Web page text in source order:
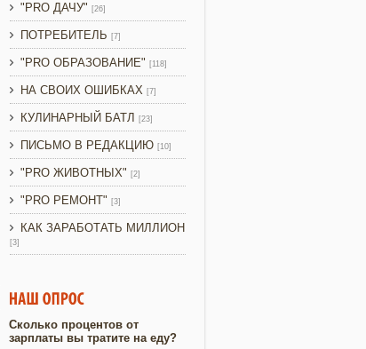
"PRO ДАЧУ" [26]
ПОТРЕБИТЕЛЬ [7]
"PRO ОБРАЗОВАНИЕ" [118]
НА СВОИХ ОШИБКАХ [7]
КУЛИНАРНЫЙ БАТЛ [23]
ПИСЬМО В РЕДАКЦИЮ [10]
"PRO ЖИВОТНЫХ" [2]
"PRO РЕМОНТ" [3]
КАК ЗАРАБОТАТЬ МИЛЛИОН
[3]
Сколько процентов от
зарплаты вы тратите на еду?